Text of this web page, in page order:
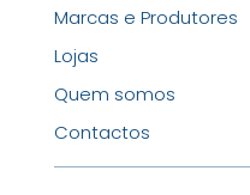
Marcas e Produtores
Lojas
Quem somos
Contactos